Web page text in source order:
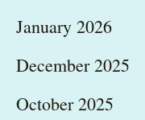
January 2026
December 2025
October 2025